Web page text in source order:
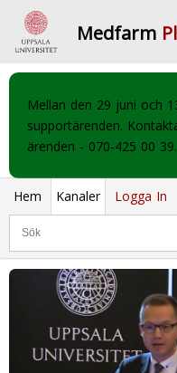
Medfarm
Mellan den 29 juni och
supportärenden.
ärenden - 070-425 00 39.
Hem Kanaler Logga In